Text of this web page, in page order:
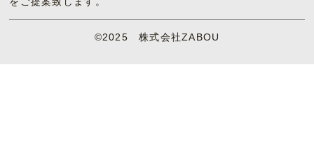
©2025 株式会社ZABOU